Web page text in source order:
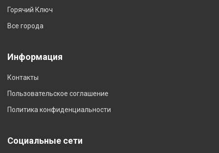
Горячий Ключ
Все города
Информация
Контакты
Пользовательское соглашение
Политика конфиденциальности
Социальные сети